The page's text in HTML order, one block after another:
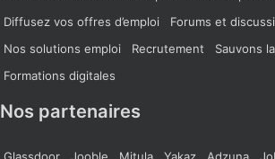
Diffusez vos offres d’emploi
Forums et
Nos solutions emploi
Recrutement
Sauvons
Formations digitales
Nos partenaires